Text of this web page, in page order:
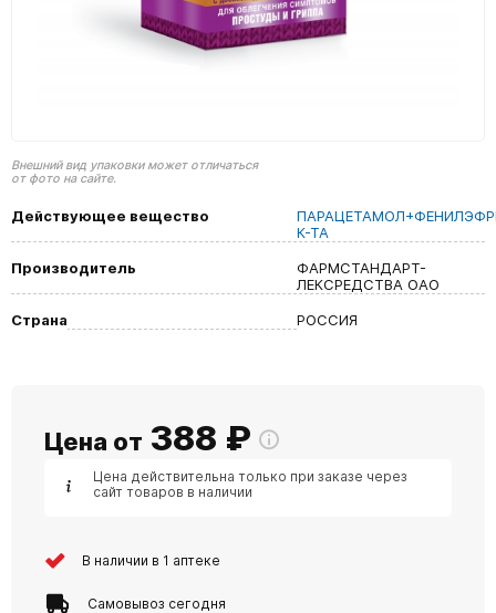
Внешний вид упаковки может отличаться
от фото на сайте.
Действующее вещество
К-ТА
Производитель
ФАРМСТАНДАРТ-
ЛЕКСРЕДСТВА ОАО
Страна
РОССИЯ
Цена от 388 ₽
Цена действительна только при заказе через
сайт товаров в наличии
В наличии в 1 аптеке
Самовывоз сегодня